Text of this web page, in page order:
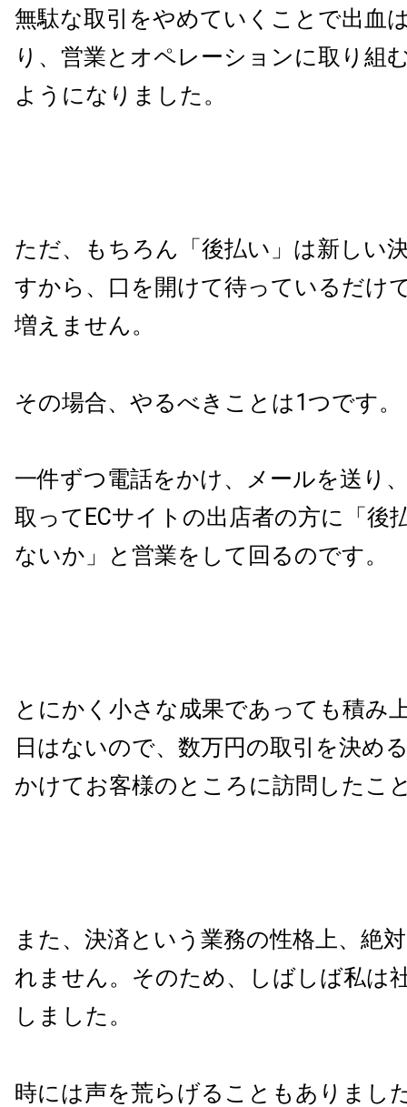
無駄な取引をやめていくことで出血
り、営業とオペレーションに取り組
ようになりました。
ただ、もちろん「後払い」は新しい
すから、口を開けて待っているだけ
増えません。
その場合、やるべきことは1つです。
一件ずつ電話をかけ、メールを送り
取ってECサイトの出店者の方に「後
ないか」と営業をして回るのです。
とにかく小さな成果であっても積み
日はないので、数万円の取引を決め
かけてお客様のところに訪問したこ
また、決済という業務の性格上、絶
れません。そのため、しばしば私は
しました。
時には声を荒らげることもありまし